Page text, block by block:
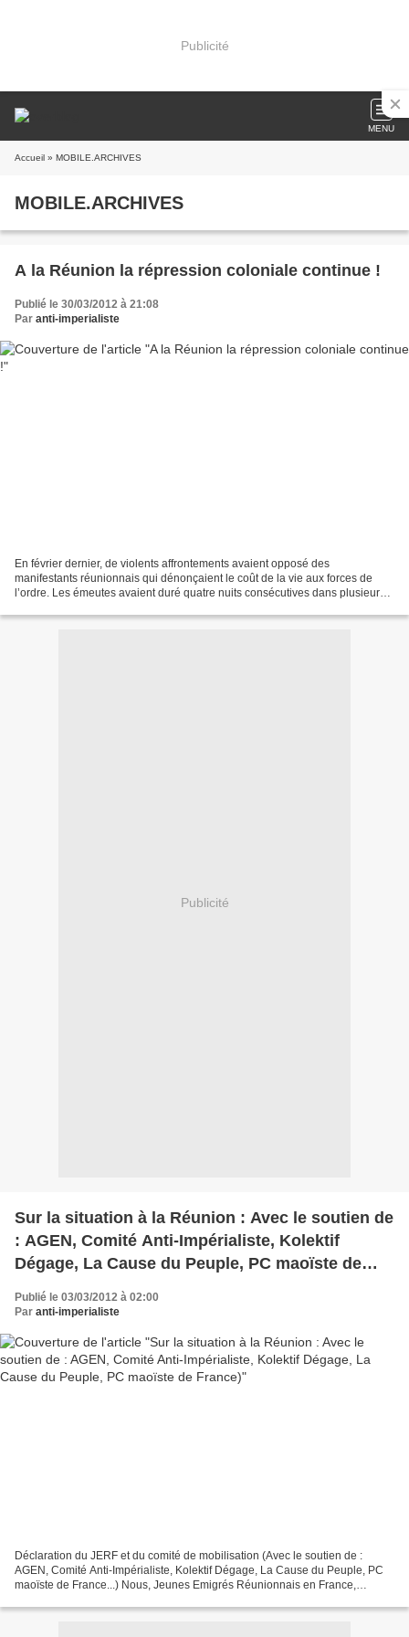
Publicité
MENU
Accueil » MOBILE.ARCHIVES
MOBILE.ARCHIVES
A la Réunion la répression coloniale continue !
Publié le 30/03/2012 à 21:08
Par anti-imperialiste
En février dernier, de violents affrontements avaient opposé des
manifestants réunionnais qui dénonçaient le coût de la vie aux forces de
l’ordre. Les émeutes avaient duré quatre nuits consécutives dans plusieurs
Publicité
Sur la situation à la Réunion : Avec le soutien de
: AGEN, Comité Anti-Impérialiste, Kolektif
Dégage, La Cause du Peuple, PC maoïste de
Publié le 03/03/2012 à 02:00
Par anti-imperialiste
Déclaration du JERF et du comité de mobilisation (Avec le soutien de :
AGEN, Comité Anti-Impérialiste, Kolektif Dégage, La Cause du Peuple, PC
maoïste de France...) Nous, Jeunes Emigrés Réunionnais en France,